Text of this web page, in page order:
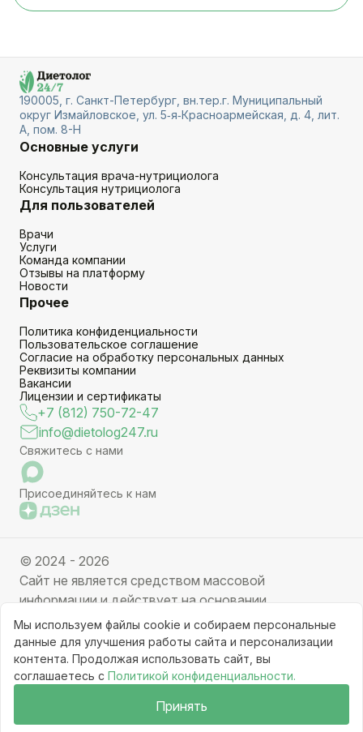
190005, г. Санкт-Петербург, вн.тер.г. Муниципальный
округ Измайловское, ул. 5‑я‑Красноармейская, д. 4, лит.
А, пом. 8-Н
Основные услуги
Консультация врача-нутрициолога
Консультация нутрициолога
Для пользователей
Врачи
Услуги
Команда компании
Отзывы на платформу
Новости
Прочее
Политика конфиденциальности
Пользовательское соглашение
Согласие на обработку персональных данных
Реквизиты компании
Вакансии
Лицензии и сертификаты
+7 (812) 750-72-47
info@dietolog247.ru
Свяжитесь с нами
Присоединяйтесь к нам
© 2024 - 2026
Сайт не является средством массовой
информации и действует на основании
партнерских услуг. Отправляя заявку вы даете
свое согласие на обработку персональных данных.
Частичное или полное копирование информации с
ресурса, клонирование графических элементов
администрации сайта.
Мы используем файлы cookie и собираем персональные
данные для улучшения работы сайта и персонализации
контента. Продолжая использовать сайт, вы
соглашаетесь с Политикой конфиденциальности.
Принять